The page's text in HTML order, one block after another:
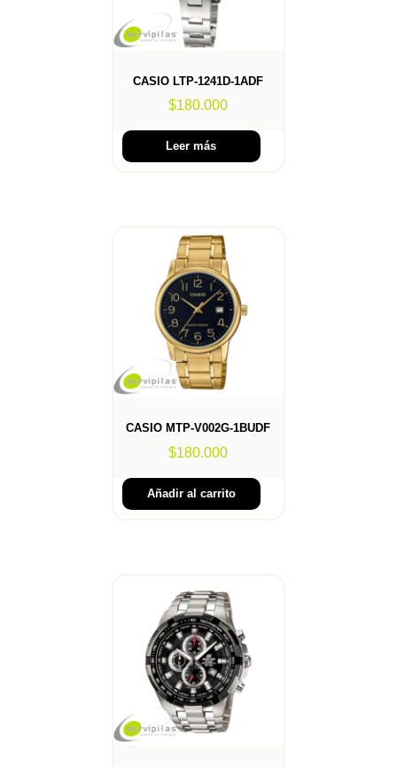
CASIO LTP-1241D-1ADF
$180.000
Leer más
CASIO MTP-V002G-1BUDF
$180.000
Añadir al carrito